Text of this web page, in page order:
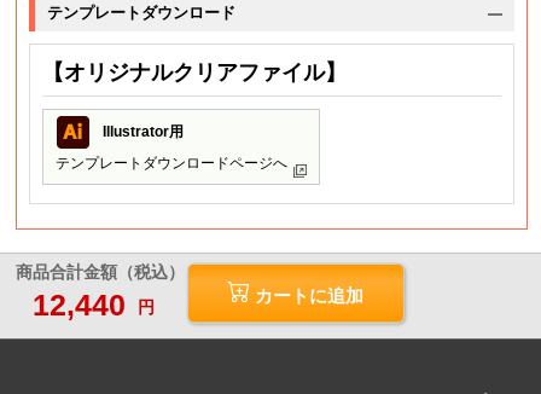
テンプレートダウンロード
【オリジナルクリアファイル】
Illustrator用
テンプレートダウンロードページへ
商品合計金額（税込）
12,440 円
カートに追加